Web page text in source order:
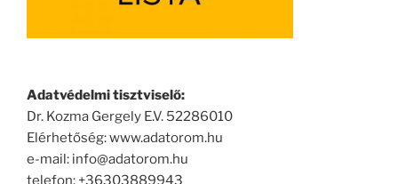
Adatvédelmi tisztviselő:
Dr. Kozma Gergely E.V. 52286010
Elérhetőség: www.adatorom.hu
e-mail: info@adatorom.hu
telefon: +36303889943